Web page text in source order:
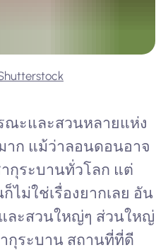
ะและสวนหลายแห่ง
ก แม้ว่าลอนดอนอาจ
กุระบานทั่วโลก แต่
ไม่ใช่เรื่องยากเลย อัน
ละสวนใหญ่ๆ ส่วนใหญ่
กุระบาน สถานที่ที่ดี